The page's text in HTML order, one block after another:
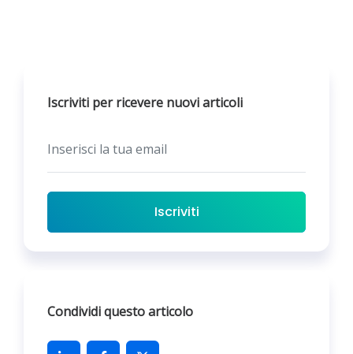
Iscriviti per ricevere nuovi articoli
Iscriviti
Condividi questo articolo